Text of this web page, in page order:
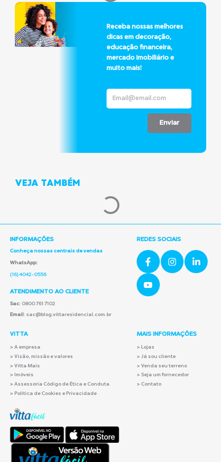
Receba nossas melhores
dicas em decoração,
educação financeira,
mercado imobiliário e
muito mais!
Enviar
VEJA TAMBÉM
INFORMAÇÕES
Conheça nossas centrais de vendas
WhatsApp:
(16) 4042-0556
ATENDIMENTO AO CLIENTE
Sac: 0800 761 7102
Email : sac@blog.vittaresidencial.com.br
VITTA
> A empresa
> Visão, missão e valores
> Vitta Mais
> Imóveis
> Assessoria Código de Ética e Conduta
> Política de Cookies e Privacidade
MAIS INFORMAÇÕES
> Lojas
> Já sou cliente
> Venda seu terreno
> Seja um fornecedor
> Contato
REDES SOCIAIS